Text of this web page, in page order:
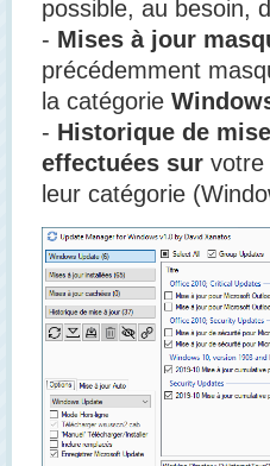
possible, au besoin,
- Mises à jour
précédemment
la catégorie
- Historique de
effectuées sur votre
leur catégorie